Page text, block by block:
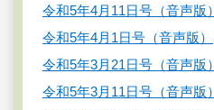
令和5年4月11日号（音声版）
令和5年4月1日号（音声版）
令和5年3月21日号（音声版）
令和5年3月11日号（音声版）